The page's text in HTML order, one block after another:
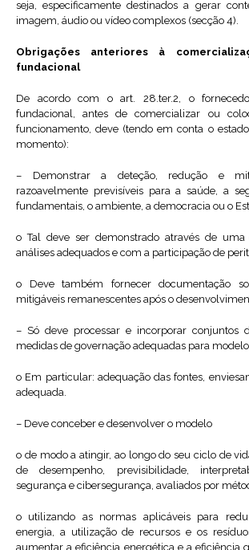
seja, especificamente destinados a gerar
imagem, áudio ou vídeo complexos (secção 4).
Obrigações anteriores à
fundacional
De acordo com o art. 28.ter.2, o
fundacional, antes de comercializar ou
funcionamento, deve (tendo em conta o
momento):
– Demonstrar a deteção, redução e
razoavelmente previsíveis para a saúde, a
fundamentais, o ambiente, a democracia ou o
o Tal deve ser demonstrado através de uma
análises adequados e com a participação de
o Deve também fornecer documentação
mitigáveis remanescentes após o
– Só deve processar e incorporar conjuntos
medidas de governação adequadas para
o Em particular: adequação das fontes,
adequada.
– Deve conceber e desenvolver o modelo
o de modo a atingir, ao longo do seu ciclo de
de desempenho, previsibilidade,
segurança e cibersegurança, avaliados por
o utilizando as normas aplicáveis para
energia, a utilização de recursos e os
aumentar a eficiência energética e a eficiência